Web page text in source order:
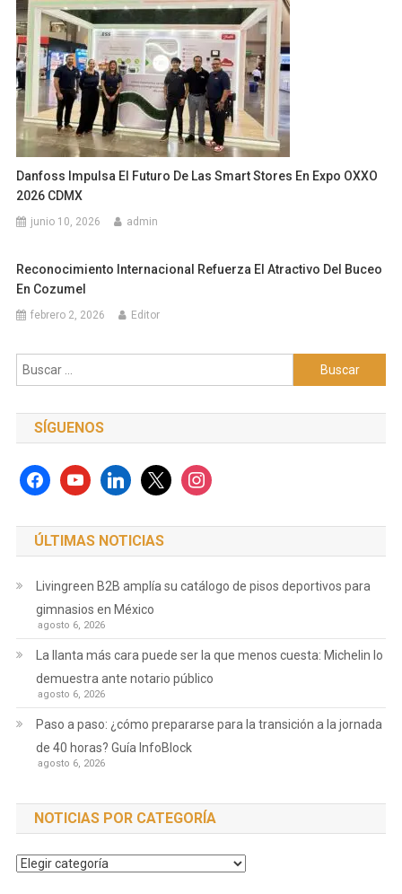
Danfoss Impulsa El Futuro De Las Smart Stores En Expo OXXO
2026 CDMX
junio 10, 2026 admin
Reconocimiento Internacional Refuerza El Atractivo Del Buceo
En Cozumel
febrero 2, 2026 Editor
Buscar:
SÍGUENOS
facebookyoutubelinkedinx instagram
ÚLTIMAS NOTICIAS
Livingreen B2B amplía su catálogo de pisos deportivos para
gimnasios en México
agosto 6, 2026
La llanta más cara puede ser la que menos cuesta: Michelin lo
demuestra ante notario público
agosto 6, 2026
Paso a paso: ¿cómo prepararse para la transición a la jornada
de 40 horas? Guía InfoBlock
agosto 6, 2026
NOTICIAS POR CATEGORÍA
Noticias